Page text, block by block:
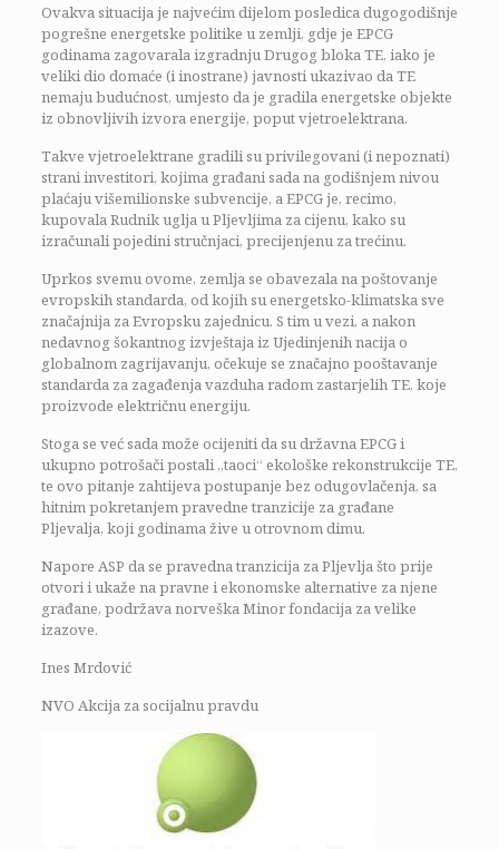
Ovakva situacija je najvećim dijelom posledica dugogodišnje
pogrešne energetske politike u zemlji, gdje je EPCG
godinama zagovarala izgradnju Drugog bloka TE, iako je
veliki dio domaće (i inostrane) javnosti ukazivao da TE
nemaju budućnost, umjesto da je gradila energetske objekte
iz obnovljivih izvora energije, poput vjetroelektrana.
Takve vjetroelektrane gradili su privilegovani (i nepoznati)
strani investitori, kojima građani sada na godišnjem nivou
plaćaju višemilionske subvencije, a EPCG je, recimo,
kupovala Rudnik uglja u Pljevljima za cijenu, kako su
izračunali pojedini stručnjaci, precijenjenu za trećinu.
Uprkos svemu ovome, zemlja se obavezala na poštovanje
evropskih standarda, od kojih su energetsko-klimatska sve
značajnija za Evropsku zajednicu. S tim u vezi, a nakon
nedavnog šokantnog izvještaja iz Ujedinjenih nacija o
globalnom zagrijavanju, očekuje se značajno pooštavanje
standarda za zagađenja vazduha radom zastarjelih TE, koje
proizvode električnu energiju.
Stoga se već sada može ocijeniti da su državna EPCG i
ukupno potrošači postali „taoci“ ekološke rekonstrukcije TE,
te ovo pitanje zahtijeva postupanje bez odugovlačenja, sa
hitnim pokretanjem pravedne tranzicije za građane
Pljevalja, koji godinama žive u otrovnom dimu.
Napore ASP da se pravedna tranzicija za Pljevlja što prije
otvori i ukaže na pravne i ekonomske alternative za njene
građane, podržava norveška Minor fondacija za velike
izazove.
Ines Mrdović
NVO Akcija za socijalnu pravdu